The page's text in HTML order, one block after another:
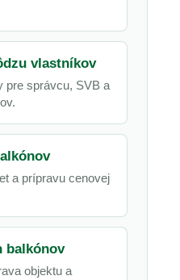
vlastníkov
pre správcu, SVB a
a prípravu cenovej
balkónov
objektu a